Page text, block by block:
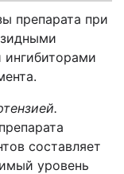
препарата при
составляет
уровень